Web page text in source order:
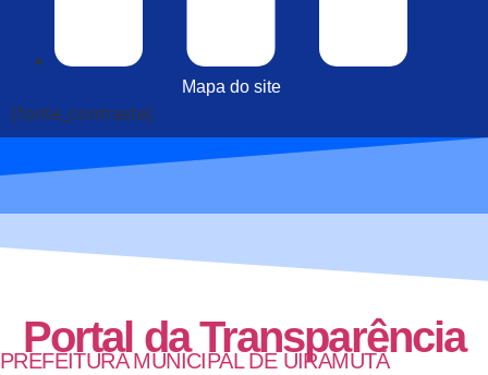
Mapa do site
[fonte_contraste]
Portal da Transparência
PREFEITURA MUNICIPAL DE UIRAMUTÃ